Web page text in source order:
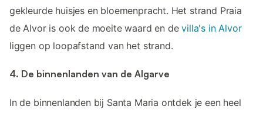
gekleurde huisjes en bloemenpracht. Het strand Praia
de Alvor is ook de moeite waard en devilla's in Alvor
liggen op loopafstand van het strand.
4. De binnenlanden van de Algarve
In de binnenlanden bij Santa Maria ontdek je een heel